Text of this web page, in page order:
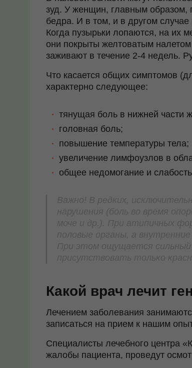
зуд. У женщин, главным образом,
бедра. И в том, и в другом
Когда пузырьки лопаются, на их
они покрыты желтоватым
заживают в течение 2-4 недель.
Что касается общих симптомов
характерно следующее:
тянущая боль в нижней части
головная боль;
повышение температуры тела;
увеличение лимфоузлов в
общее недомогание и слабость
Какой врач лечит
Лечением заболевания
записаться на прием к нашим
Специалисты лечебного центра
жалобы пациента, проведут